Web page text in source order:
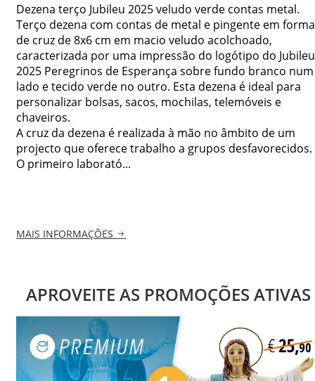
Dezena terço Jubileu 2025 veludo verde contas metal.
Terço dezena com contas de metal e pingente em forma
de cruz de 8x6 cm em macio veludo acolchoado,
caracterizada por uma impressão do logótipo do Jubileu
2025 Peregrinos de Esperança sobre fundo branco num
lado e tecido verde no outro. Esta dezena é ideal para
personalizar bolsas, sacos, mochilas, telemóveis e
chaveiros.
A cruz da dezena é realizada à mão no âmbito de um
projecto que oferece trabalho a grupos desfavorecidos.
O primeiro laborató...
MAIS INFORMAÇÕES
APROVEITE AS PROMOÇÕES ATIVAS